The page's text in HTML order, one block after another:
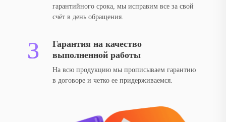
гарантийного срока, мы исправим все за свой
счёт в день обращения.
Гарантия на качество
выполненной работы
На всю продукцию мы прописываем гарантию
в договоре и четко ее придерживаемся.